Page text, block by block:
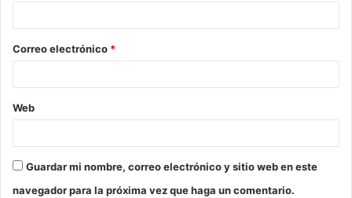
Correo electrónico *
Web
Guardar mi nombre, correo electrónico y sitio web en este
navegador para la próxima vez que haga un comentario.